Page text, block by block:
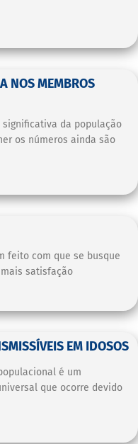
NOS MEMBROS
da população
os números ainda são
feito com que se busque
satisfação
EM IDOSOS
é um
que ocorre devido